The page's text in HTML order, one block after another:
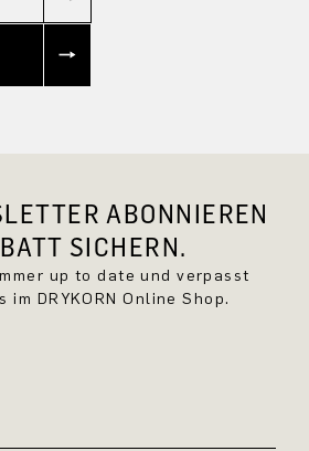
ABONNIEREN
SICHERN.
up to date und verpasst
DRYKORN Online Shop.